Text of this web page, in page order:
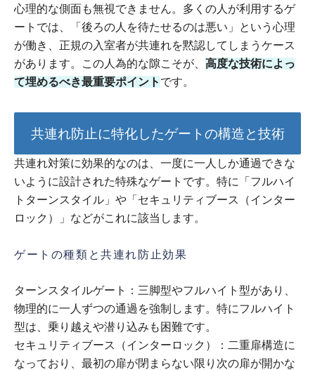
心理的な側面も無視できません。多くの人が利用するゲ
ートでは、「後ろの人を待たせるのは悪い」という心理
が働き、正規の入室者が共連れを黙認してしまうケース
があります。この人為的な隙こそが、 高度な技術によっ
て埋めるべき最重要ポイント です。
共連れ防止に特化したゲートの構造と技術
共連れ対策に効果的なのは、一度に一人しか通過できな
いように設計された特殊なゲートです。特に「フルハイ
トターンスタイル」や「セキュリティブース（インター
ロック）」などがこれに該当します。
ゲートの種類と共連れ防止効果
ターンスタイルゲート：三脚型やフルハイト型があり、
物理的に一人ずつの通過を強制します。特にフルハイト
型は、乗り越えや潜り込みも困難です。
セキュリティブース（インターロック）：二重扉構造に
なっており、最初の扉が閉まらない限り次の扉が開かな